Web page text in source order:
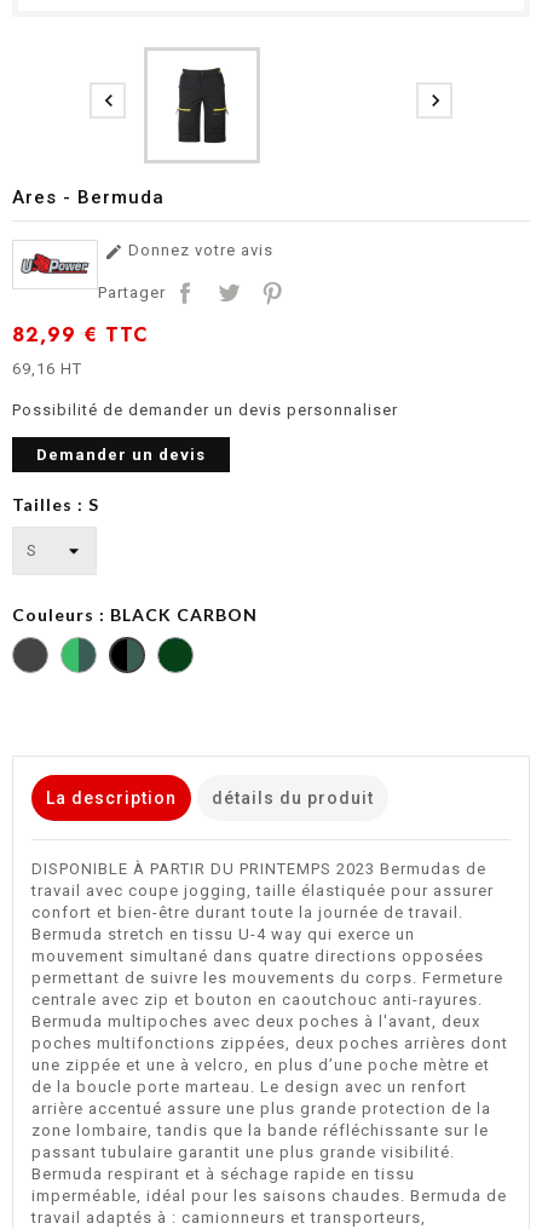
 
Ares - Bermuda
 Donnez votre avis
Partager
82,99 € TTC
69,16 HT
Possibilité de demander un devis personnaliser
Demander un devis
Tailles : S
Couleurs : BLACK CARBON
La description détails du produit
DISPONIBLE À PARTIR DU PRINTEMPS 2023 Bermudas de
travail avec coupe jogging, taille élastiquée pour assurer
confort et bien-être durant toute la journée de travail.
Bermuda stretch en tissu U-4 way qui exerce un
mouvement simultané dans quatre directions opposées
permettant de suivre les mouvements du corps. Fermeture
centrale avec zip et bouton en caoutchouc anti-rayures.
Bermuda multipoches avec deux poches à l'avant, deux
poches multifonctions zippées, deux poches arrières dont
une zippée et une à velcro, en plus d’une poche mètre et
de la boucle porte marteau. Le design avec un renfort
arrière accentué assure une plus grande protection de la
zone lombaire, tandis que la bande réfléchissante sur le
passant tubulaire garantit une plus grande visibilité.
Bermuda respirant et à séchage rapide en tissu
imperméable, idéal pour les saisons chaudes. Bermuda de
travail adaptés à : camionneurs et transporteurs,